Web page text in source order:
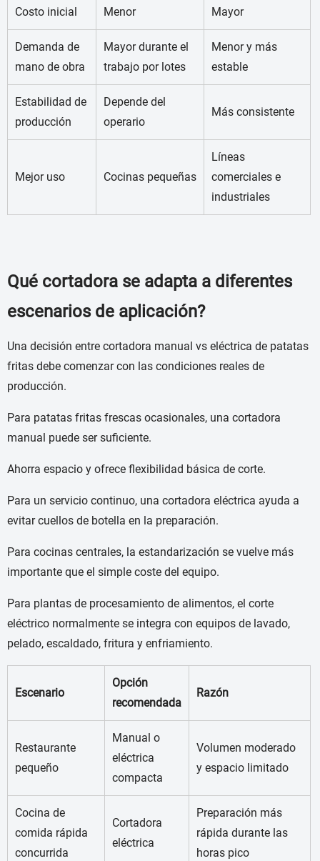
Costo inicial Menor Mayor
Demanda de
mano de obra
Mayor durante el
trabajo por lotes
Menor y más
estable
Estabilidad de
producción
Depende del
operario
Más consistente
Mejor uso Cocinas pequeñas
Líneas
comerciales e
industriales
Qué cortadora se adapta a diferentes
escenarios de aplicación?
Una decisión entre cortadora manual vs eléctrica de patatas
fritas debe comenzar con las condiciones reales de
producción.
Para patatas fritas frescas ocasionales, una cortadora
manual puede ser suficiente.
Ahorra espacio y ofrece flexibilidad básica de corte.
Para un servicio continuo, una cortadora eléctrica ayuda a
evitar cuellos de botella en la preparación.
Para cocinas centrales, la estandarización se vuelve más
importante que el simple coste del equipo.
Para plantas de procesamiento de alimentos, el corte
eléctrico normalmente se integra con equipos de lavado,
pelado, escaldado, fritura y enfriamiento.
Escenario
Opción
recomendada
Razón
Restaurante
pequeño
Manual o
eléctrica
compacta
Volumen moderado
y espacio limitado
Cocina de
comida rápida
concurrida
Cortadora
eléctrica
Preparación más
rápida durante las
horas pico